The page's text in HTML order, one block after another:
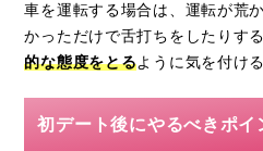
車を運転する場合は、運転が荒
かっただけで舌打ちをしたりす
的な態度をとるように気を付け
初デート後にやるべきポイ